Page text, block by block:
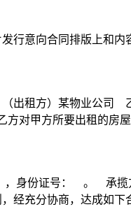
行意向合同排版上和
出租方）某物业公司
对甲方所要出租的房
身份证号： 。 承揽
经充分协商，达成如下